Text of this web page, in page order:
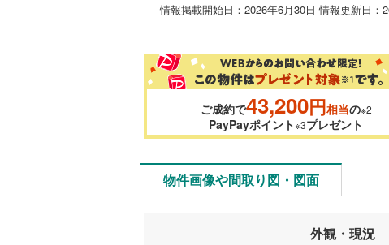
情報掲載開始日：2026年6月30日 情報更新日：
ご成約で43,200円相当の※2
PayPayポイント※3プレゼント
物件画像や間取り図・図面
外観・現況